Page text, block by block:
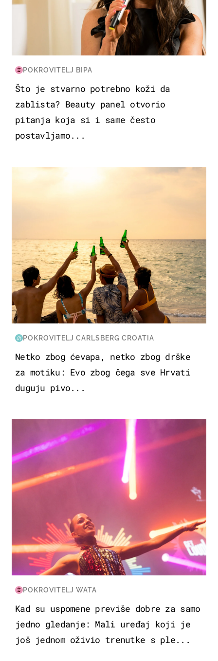
POKROVITELJ BIPA
Što je stvarno potrebno koži da
zablista? Beauty panel otvorio
pitanja koja si i same često
postavljamo...
POKROVITELJ CARLSBERG CROATIA
Netko zbog ćevapa, netko zbog drške
za motiku: Evo zbog čega sve Hrvati
duguju pivo...
KULTURA & ZABAVA
POKROVITELJ WATA
Kad su uspomene previše dobre za samo
jedno gledanje: Mali uređaj koji je
još jednom oživio trenutke s ple...